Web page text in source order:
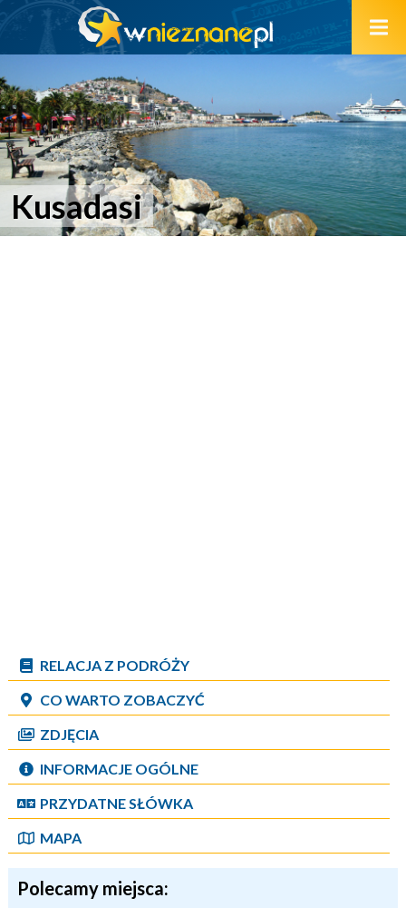
Kusadasi
RELACJA Z PODRÓŻY
CO WARTO ZOBACZYĆ
ZDJĘCIA
INFORMACJE OGÓLNE
PRZYDATNE SŁÓWKA
MAPA
Polecamy miejsca: